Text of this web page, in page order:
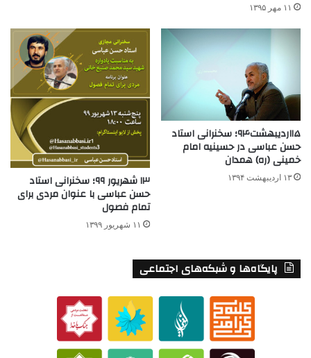
۱۱ مهر ۱۳۹۵
۱۵اردیبهشت۹۴؛ سخنرانی استاد
حسن عباسی در حسینیه امام
خمینی (ره) همدان
۱۳ اردیبهشت ۱۳۹۴ ۱۳ شهریور ۹۹؛ سخنرانی استاد
حسن عباسی با عنوان مردی برای
تمام فصول
۱۱ شهریور ۱۳۹۹
پایگاه‌ها و شبکه‌های اجتماعی